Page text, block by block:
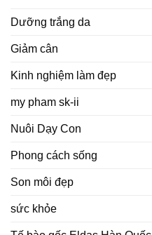
Dưỡng trắng da
Giảm cân
Kinh nghiệm làm đẹp
my pham sk-ii
Nuôi Dạy Con
Phong cách sống
Son môi đẹp
sức khỏe